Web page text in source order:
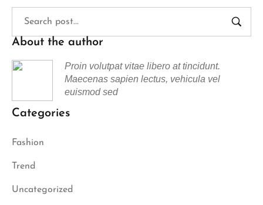
About the author
Proin volutpat vitae libero at tincidunt.
Maecenas sapien lectus, vehicula vel
euismod sed
Categories
Fashion
Trend
Uncategorized